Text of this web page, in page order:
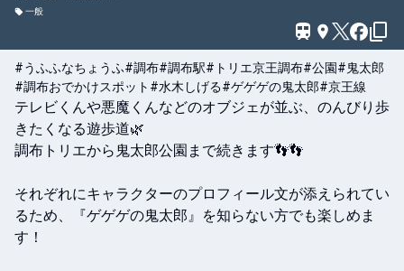
一般
#うふふなちょうふ#調布#調布駅#トリエ京王調布#公園#鬼太郎
#調布おでかけスポット #水木しげる#ゲゲゲの鬼太郎#京王線
テレビくんや悪魔くんなどのオブジェが並ぶ、のんびり歩
きたくなる遊歩道🌿
調布トリエから鬼太郎公園まで続きます👣👣
それぞれにキャラクターのプロフィール文が添えられてい
るため、『ゲゲゲの鬼太郎』を知らない方でも楽しめま
す！